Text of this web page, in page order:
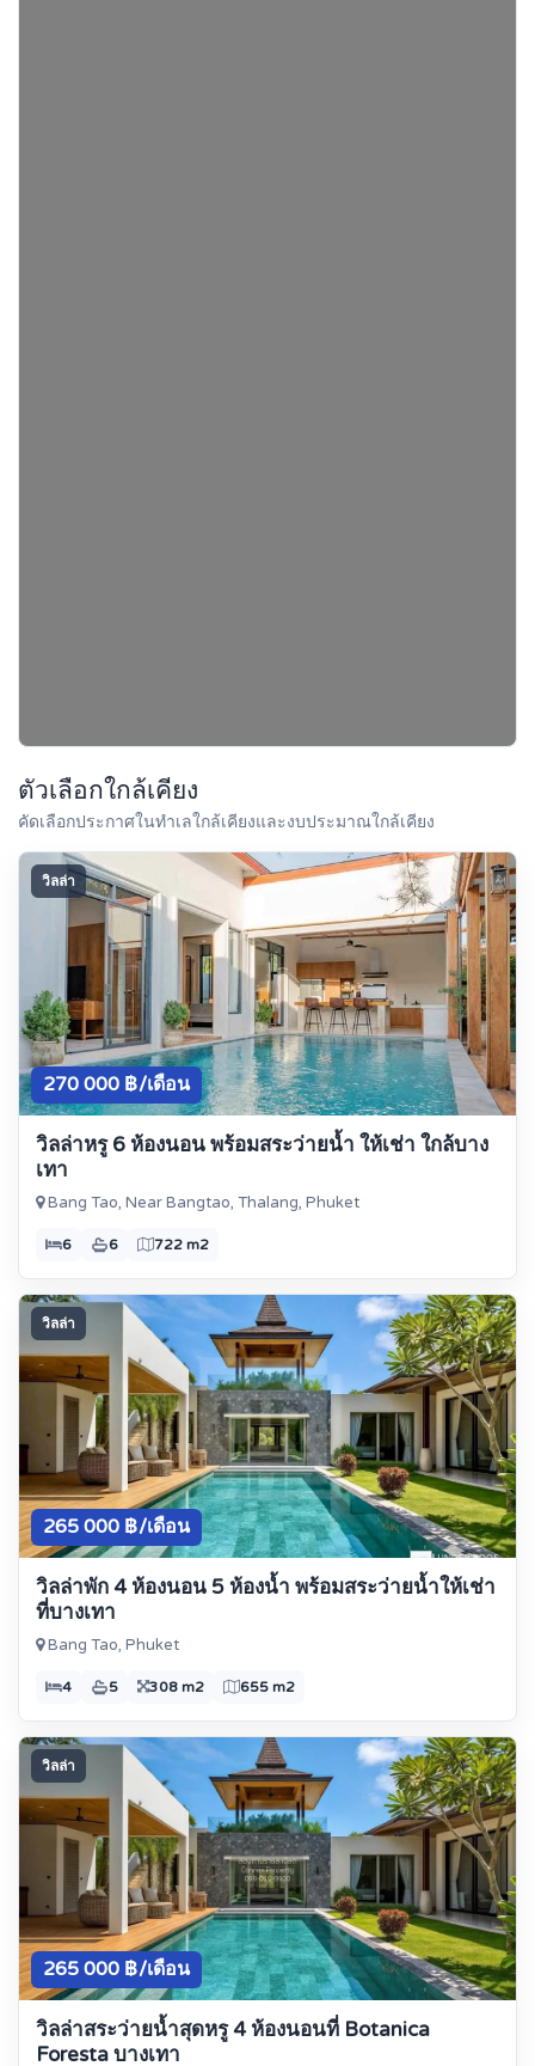
ตัวเลือกใกล้เคียง
คัดเลือกประกาศในทำเลใกล้เคียงและงบประมาณใกล้เคียง
วิลล่า
270 000 ฿/เดือน
วิลล่าหรู 6 ห้องนอน พร้อมสระว่ายน้ำ ให้เช่า ใกล้บาง
เทา
Bang Tao, Near Bangtao, Thalang, Phuket
6 6 722 m2
วิลล่า
265 000 ฿/เดือน
วิลล่าพัก 4 ห้องนอน 5 ห้องน้ำ พร้อมสระว่ายน้ำให้เช่า
ที่บางเทา
Bang Tao, Phuket
4 5 308 m2 655 m2
วิลล่า
265 000 ฿/เดือน
วิลล่าสระว่ายน้ำสุดหรู 4 ห้องนอนที่ Botanica
Foresta บางเทา